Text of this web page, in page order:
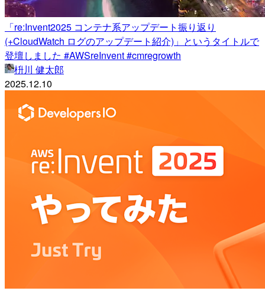
「re:Invent2025 コンテナ系アップデート振り返り
(+CloudWatch ログのアップデート紹介)」というタイトルで
登壇しました #AWSreInvent #cmregrowth
枡川 健太郎
2025.12.10